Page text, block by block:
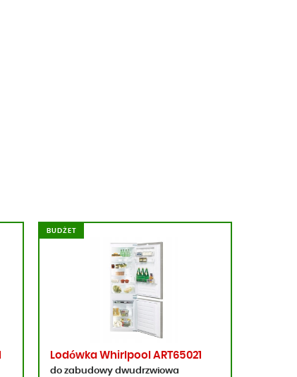
Lodówka Whirlpool ART65021
do zabudowy dwudrzwiowa
BUDŻET